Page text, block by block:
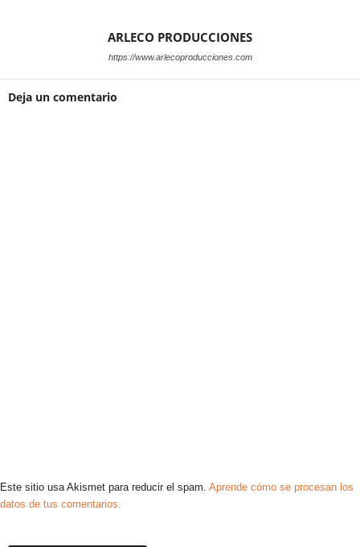
ARLECO PRODUCCIONES
https://www.arlecoproducciones.com
Deja un comentario
Este sitio usa Akismet para reducir el spam. Aprende cómo se procesan los
datos de tus comentarios.